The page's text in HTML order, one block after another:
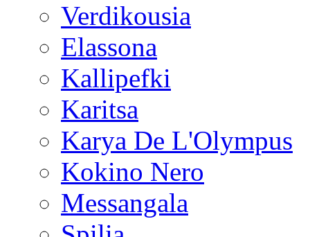
Verdikousia
Elassona
Kallipefki
Karitsa
Karya De L'Olympus
Kokino Nero
Messangala